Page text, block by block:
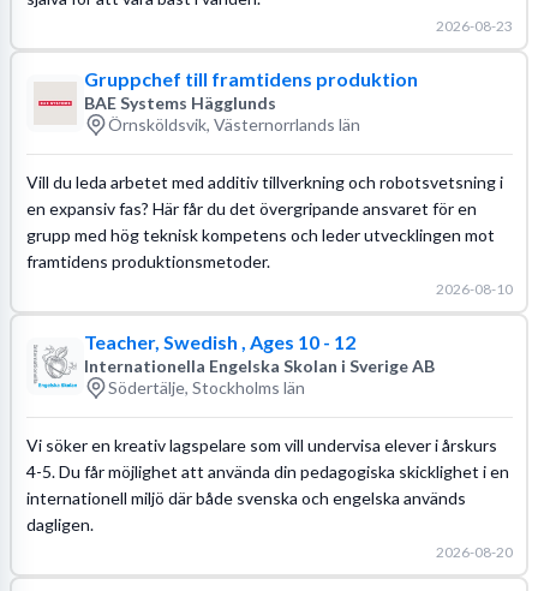
2026-08-23
Gruppchef till framtidens produktion
BAE Systems Hägglunds
Örnsköldsvik, Västernorrlands län
Vill du leda arbetet med additiv tillverkning och robotsvetsning i
en expansiv fas? Här får du det övergripande ansvaret för en
grupp med hög teknisk kompetens och leder utvecklingen mot
framtidens produktionsmetoder.
2026-08-10
Teacher, Swedish , Ages 10 - 12
Internationella Engelska Skolan i Sverige AB
Södertälje, Stockholms län
Vi söker en kreativ lagspelare som vill undervisa elever i årskurs
4-5. Du får möjlighet att använda din pedagogiska skicklighet i en
internationell miljö där både svenska och engelska används
dagligen.
2026-08-20